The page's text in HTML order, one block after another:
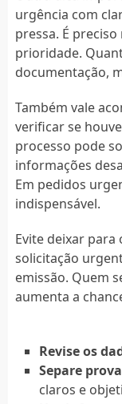
urgência com
pressa. É
prioridade.
documentação,
Também vale
verificar se
processo pode
informações
Em pedidos
indispensável.
Evite deixar
solicitação
emissão. Quem
aumenta a
Revise os
Separe
claros e